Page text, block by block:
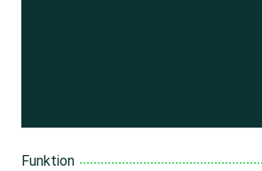
Funktion